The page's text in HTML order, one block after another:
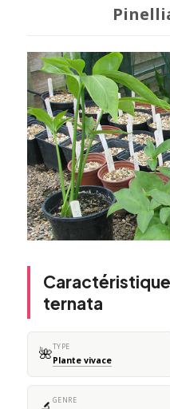
ternata
🌺TYPE
Plante vivace
GENRE